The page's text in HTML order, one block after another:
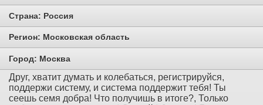
Страна: Россия
Регион: Московская область
Город: Москва
Друг, хватит думать и колебаться, регистрируйся,
поддержи систему, и система поддержит тебя! Ты
сеешь семя добра! Что получишь в итоге?, Только